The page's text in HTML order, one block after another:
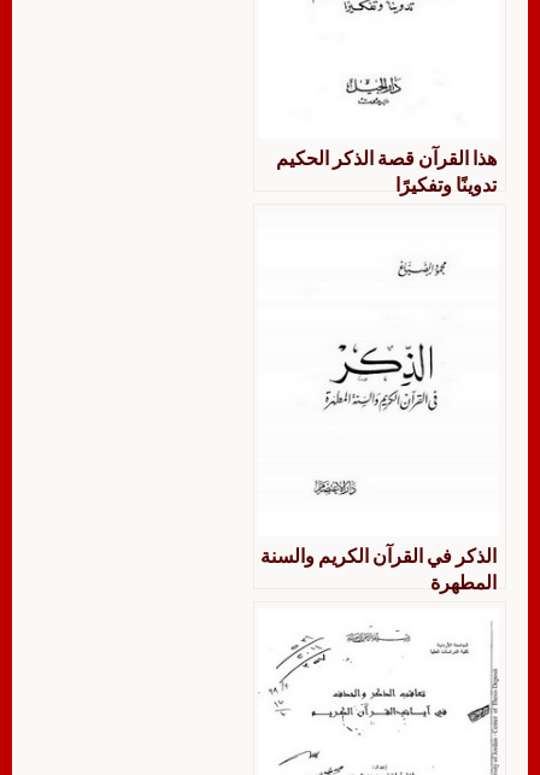
هذا القرآن قصة الذكر الحكيم
تدوينًا وتفكيرًا
الذكر في القرآن الكريم والسنة
المطهرة